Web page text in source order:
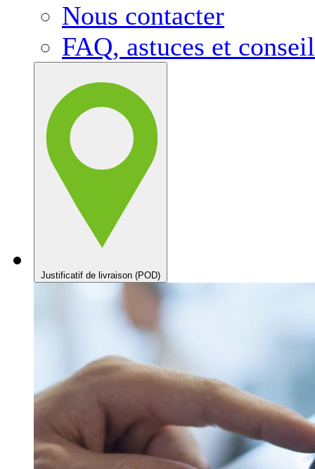
Nous contacter
FAQ, astuces et
Justificatif de livraison (POD)